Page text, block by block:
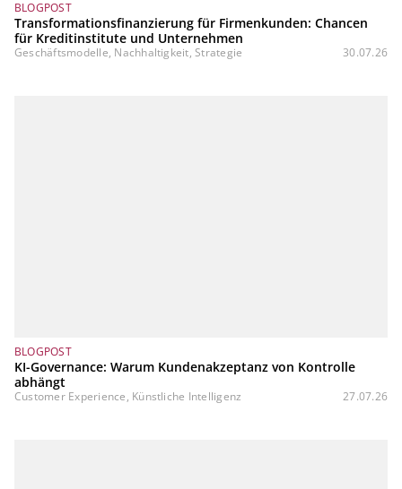
BLOGPOST
Transformationsfinanzierung für Firmenkunden: Chancen
für Kreditinstitute und Unternehmen
Geschäftsmodelle, Nachhaltigkeit, Strategie 30.07.26
BLOGPOST
KI-Governance: Warum Kundenakzeptanz von Kontrolle
abhängt
Customer Experience, Künstliche Intelligenz 27.07.26